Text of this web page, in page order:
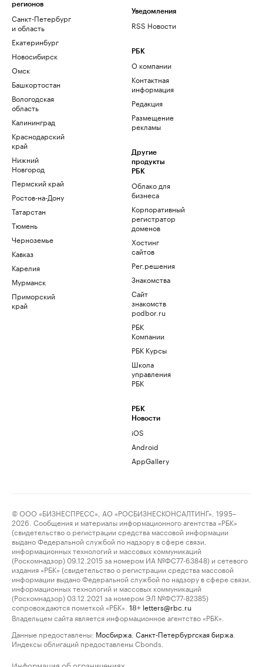
регионов
Санкт-Петербург
и область
Екатеринбург
Новосибирск
Омск
Башкортостан
Вологодская
область
Калининград
Краснодарский
край
Нижний
Новгород
Пермский край
Ростов-на-Дону
Татарстан
Тюмень
Черноземье
Кавказ
Карелия
Мурманск
Приморский
край
Уведомления
RSS Новости
РБК
О компании
Контактная
информация
Редакция
Размещение
рекламы
Другие
продукты
РБК
Облако для
бизнеса
Корпоративный
регистратор
доменов
Хостинг
сайтов
Рег.решения
Знакомства
Сайт
знакомств
podbor.ru
РБК
Компании
РБК Курсы
Школа
управления
РБК
РБК
Новости
iOS
Android
AppGallery
© ООО «БИЗНЕСПРЕСС», АО «РОСБИЗНЕСКОНСАЛТИНГ», 1995–
2026. Сообщения и материалы информационного агентства «РБК»
(свидетельство о регистрации средства массовой информации
выдано Федеральной службой по надзору в сфере связи,
информационных технологий и массовых коммуникаций
(Роскомнадзор) 09.12.2015 за номером ИА №ФС77-63848) и сетевого
издания «РБК» (свидетельство о регистрации средства массовой
информации выдано Федеральной службой по надзору в сфере связи,
информационных технологий и массовых коммуникаций
(Роскомнадзор) 03.12.2021 за номером ЭЛ №ФС77-82385)
сопровождаются пометкой «РБК».
18+ letters@rbc.ru
Владельцем сайта является информационное агентство «РБК».
Данные предоставлены: Мосбиржа Санкт-Петербургская биржа
Индексы облигаций предоставлены Cbonds.
Информация об ограничениях